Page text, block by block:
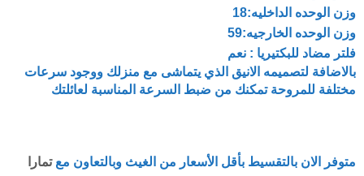
وزن الوحده الداخليه:18
وزن الوحده الخارجيه:59
فلتر مضاد للبكتيريا : نعم
بالاضافة لتصميمه الانيق الذي يتماشى مع منزلك ووجود سرعات
مختلفة للمروحة تمكنك من ضبط السرعة المناسبة لعائلتك
متوفر الان بالتقسيط بأقل الأسعار من الغيث وبالتعاون معتمارا